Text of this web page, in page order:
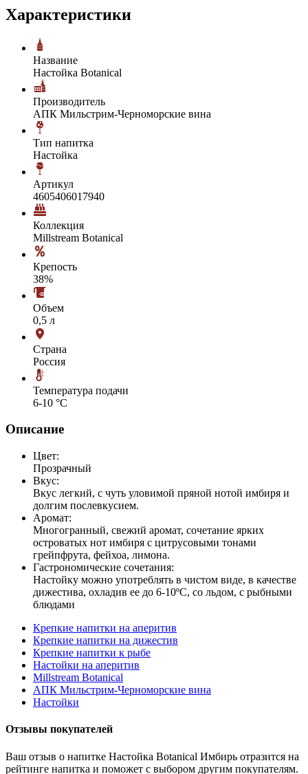
Характеристики
Название
Настойка Botanical
Производитель
АПК Мильстрим-Черноморские вина
Тип напитка
Настойка
Артикул
4605406017940
Коллекция
Millstream Botanical
Крепость
38%
Объем
0,5 л
Страна
Россия
Температура подачи
6-10 °С
Описание
Цвет:
Прозрачный
Вкус:
Вкус легкий, с чуть уловимой пряной нотой имбиря и
долгим послевкусием.
Аромат:
Многогранный, свежий аромат, сочетание ярких
островатых нот имбиря с цитрусовыми тонами
грейпфрута, фейхоа, лимона.
Гастрономические сочетания:
Настойку можно употреблять в чистом виде, в качестве
дижестива, охладив ее до 6-10ºС, со льдом, с рыбными
блюдами
Крепкие напитки на аперитив
Крепкие напитки на дижестив
Крепкие напитки к рыбе
Настойки на аперитив
Millstream Botanical
АПК Мильстрим-Черноморские вина
Настойки
Отзывы покупателей
Ваш отзыв о напитке Настойка Botanical Имбирь отразится на
рейтинге напитка и поможет с выбором другим покупателям.